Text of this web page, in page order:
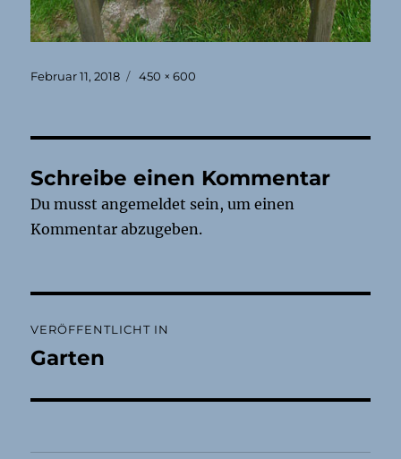
Veröffentlicht
Februar 11, 2018 Originalgröße
450 × 600
Schreibe einen Kommentar
Du musstangemeldet sein, um einen
Kommentar abzugeben.
VERÖFFENTLICHT IN
Garten